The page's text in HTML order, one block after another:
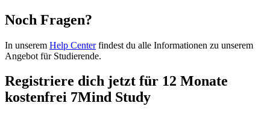
Noch Fragen?
In unserem Help Centerfindest du alle Informationen zu unserem
Angebot für Studierende.
Registriere dich jetzt für 12 Monate
kostenfrei 7Mind Study